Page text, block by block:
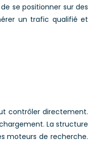
se positionner sur des
un trafic qualifié et
contrôler directement.
La structure
moteurs de recherche.